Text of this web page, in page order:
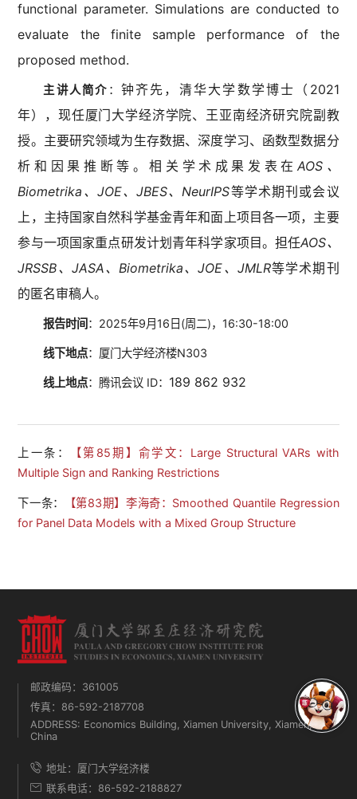
functional parameter. Simulations are conducted to
evaluate the finite sample performance of the
proposed method.
主讲人简介 ： 钟齐先，清华大学数学博士（2021
年），现任厦门大学经济学院、王亚南经济研究院副教
授。主要研究领域为生存数据、深度学习、函数型数据分
析和因果推断等。相关学术成果发表在 AOS、
Biometrika、JOE、JBES、NeurIPS等学术期刊或会议
上，主持国家自然科学基金青年和面上项目各一项，主要
参与一项国家重点研发计划青年科学家项目。担任AOS、
JRSSB、JASA、Biometrika、JOE、JMLR等学术期刊
的匿名审稿人。
报告时间 ： 2025年9月16日(周二)，16:30-18:00
线下地点：厦门大学经济楼N303
线上地点：腾讯会议 ID： 189 862 932
上一条：
【第85期】俞学文：Large Structural VARs with
Multiple Sign and Ranking Restrictions
下一条：
【第83期】李海奇：Smoothed Quantile Regression
for Panel Data Models with a Mixed Group Structure
邮政编码：361005
传真：86-592-2187708
ADDRESS: Economics Building, Xiamen University, Xiamen,
China
地址：厦门大学经济楼
联系电话：86-592-2188827